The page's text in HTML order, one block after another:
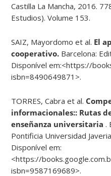
Castilla La Mancha, 2016.
Estudios). Volume 153.
SAIZ, Mayordomo et al. El
cooperativo. Barcelona:
Disponível em:<https://
isbn=8490649871>.
TORRES, Cabra et al.
informacionales:: Rutas
enseñanza universitaria .
Pontificia Universidad
Disponível em:
<https://
isbn=9587169689>.